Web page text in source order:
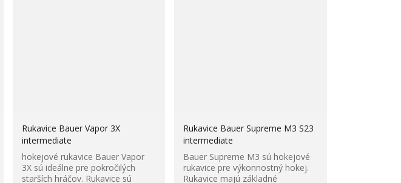
Rukavice Bauer Vapor 3X
intermediate
hokejové rukavice Bauer Vapor
3X sú ideálne pre pokročilých
starších hráčov. Rukavice sú
Rukavice Bauer Supreme M3 S23
intermediate
Bauer Supreme M3 sú hokejové
rukavice pre výkonnostný hokej.
Rukavice majú základné